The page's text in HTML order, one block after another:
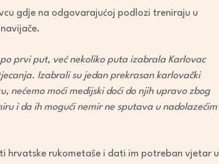
gdje na odgovarajućoj podlozi treniraju u
prvi put, već nekoliko puta izabrala Karlovac
Izabrali su jedan prekrasan karlovački
nećemo moći medijski doći do njih upravo zbog
i da ih mogući nemir ne sputava u nadolazećim
hrvatske rukometaše i dati im potreban vjetar u